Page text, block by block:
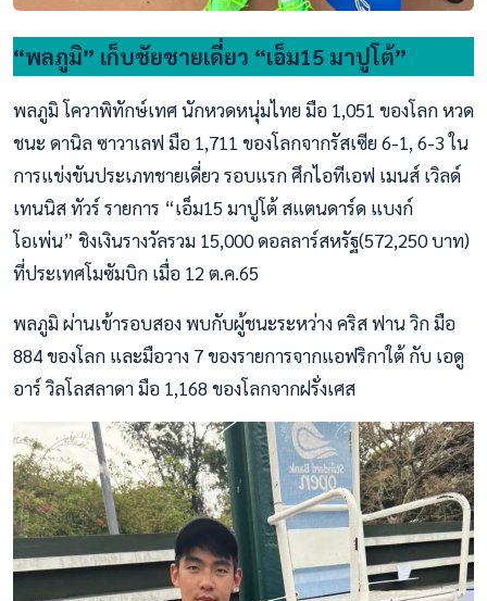
“พลภูมิ” เก็บชัยชายเดี่ยว “เอ็ม15 มาปูโต้”
พลภูมิ โควาพิทักษ์เทศ นักหวดหนุ่มไทย มือ 1,051 ของโลก หวด
ชนะ ดานิล ซาวาเลฟ มือ 1,711 ของโลกจากรัสเซีย 6-1, 6-3 ใน
การแข่งขันประเภทชายเดี่ยว รอบแรก ศึกไอทีเอฟ เมนส์ เวิลด์
เทนนิส ทัวร์ รายการ “เอ็ม15 มาปูโต้ สแตนดาร์ด แบงก์
โอเพ่น” ชิงเงินรางวัลรวม 15,000 ดอลลาร์สหรัฐ(572,250 บาท)
ที่ประเทศโมซัมบิก เมื่อ 12 ต.ค.65
พลภูมิ ผ่านเข้ารอบสอง พบกับผู้ชนะระหว่าง คริส ฟาน วิก มือ
884 ของโลก และมือวาง 7 ของรายการจากแอฟริกาใต้ กับ เอดู
อาร์ วิลโลสลาดา มือ 1,168 ของโลกจากฝรั่งเศส